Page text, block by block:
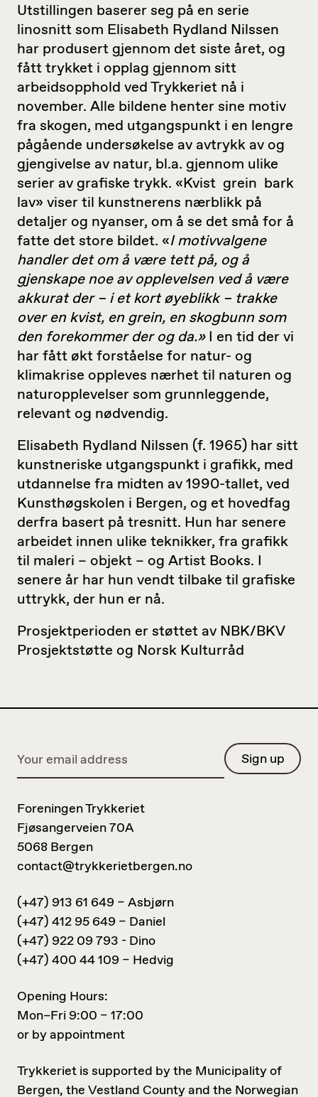
Utstillingen baserer seg på en serie
linosnitt som Elisabeth Rydland Nilssen
har produsert gjennom det siste året, og
fått trykket i opplag gjennom sitt
arbeidsopphold ved Trykkeriet nå i
november. Alle bildene henter sine motiv
fra skogen, med utgangspunkt i en lengre
pågående undersøkelse av avtrykk av og
gjengivelse av natur, bl.a. gjennom ulike
serier av grafiske trykk. «Kvist grein bark
lav» viser til kunstnerens nærblikk på
detaljer og nyanser, om å se det små for å
fatte det store bildet. «I motivvalgene
handler det om å være tett på, og å
gjenskape noe av opplevelsen ved å være
akkurat der – i et kort øyeblikk – trakke
over en kvist, en grein, en skogbunn som
den forekommer der og da.»I en tid der vi
har fått økt forståelse for natur- og
klimakrise oppleves nærhet til naturen og
naturopplevelser som grunnleggende,
relevant og nødvendig.
Elisabeth Rydland Nilssen (f. 1965) har sitt
kunstneriske utgangspunkt i grafikk, med
utdannelse fra midten av 1990-tallet, ved
Kunsthøgskolen i Bergen, og et hovedfag
derfra basert på tresnitt. Hun har senere
arbeidet innen ulike teknikker, fra grafikk
til maleri – objekt – og Artist Books. I
senere år har hun vendt tilbake til grafiske
uttrykk, der hun er nå.
Prosjektperioden er støttet av NBK/BKV
Prosjektstøtte og Norsk Kulturråd
Foreningen Trykkeriet
Fjøsangerveien 70A
5068 Bergen
contact@trykkerietbergen.no
(+47) 913 61 649 – Asbjørn
(+47) 412 95 649 – Daniel
(+47) 922 09 793 - Dino
(+47) 400 44 109 – Hedvig
Opening Hours:
Mon–Fri 9:00 – 17:00
or by appointment
Trykkeriet is supported by the Municipality of
Bergen, the Vestland County and the Norwegian